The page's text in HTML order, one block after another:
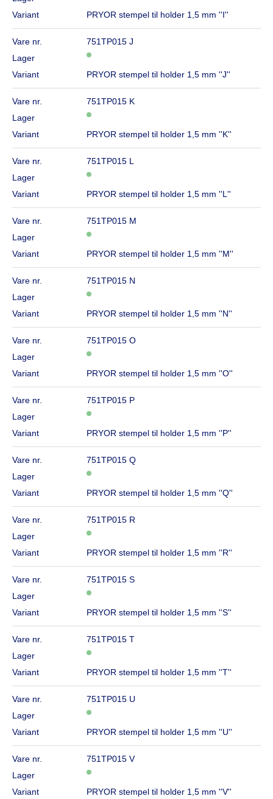
Variant
PRYOR stempel til holder 1,5 mm ''I''
Vare nr.
751TP015 J
Lager
Variant
PRYOR stempel til holder 1,5 mm ''J''
Vare nr.
751TP015 K
Lager
Variant
PRYOR stempel til holder 1,5 mm ''K''
Vare nr.
751TP015 L
Lager
Variant
PRYOR stempel til holder 1,5 mm ''L''
Vare nr.
751TP015 M
Lager
Variant
PRYOR stempel til holder 1,5 mm ''M''
Vare nr.
751TP015 N
Lager
Variant
PRYOR stempel til holder 1,5 mm ''N''
Vare nr.
751TP015 O
Lager
Variant
PRYOR stempel til holder 1,5 mm ''O''
Vare nr.
751TP015 P
Lager
Variant
PRYOR stempel til holder 1,5 mm ''P''
Vare nr.
751TP015 Q
Lager
Variant
PRYOR stempel til holder 1,5 mm ''Q''
Vare nr.
751TP015 R
Lager
Variant
PRYOR stempel til holder 1,5 mm ''R''
Vare nr.
751TP015 S
Lager
Variant
PRYOR stempel til holder 1,5 mm ''S''
Vare nr.
751TP015 T
Lager
Variant
PRYOR stempel til holder 1,5 mm ''T''
Vare nr.
751TP015 U
Lager
Variant
PRYOR stempel til holder 1,5 mm ''U''
Vare nr.
751TP015 V
Lager
Variant
PRYOR stempel til holder 1,5 mm ''V''